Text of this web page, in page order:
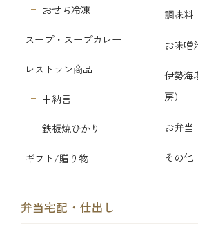
おせち冷凍
スープ・スープカレー
レストラン商品
中納言
鉄板焼ひかり
ギフト/贈り物
調味料
お味噌
伊勢海
房）
お弁当
その他
弁当宅配・仕出し